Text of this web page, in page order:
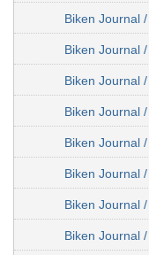
Biken Journal
Biken Journal
Biken Journal
Biken Journal
Biken Journal
Biken Journal
Biken Journal
Biken Journal